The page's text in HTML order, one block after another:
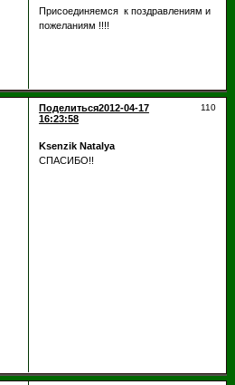
Присоединяемся к поздравлениям и
пожеланиям !!!!
Поделиться 110
2012-04-17
16:23:58
Ksenzik Natalya
СПАСИБО!!